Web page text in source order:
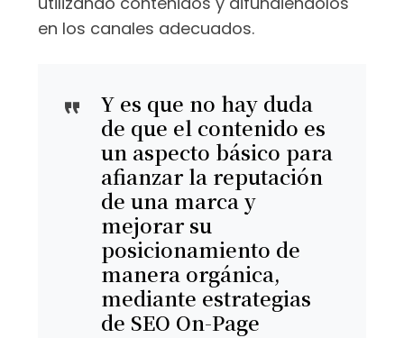
en los canales adecuados.
Y es que no hay duda
de que el contenido es
un aspecto básico para
afianzar la reputación
de una marca y
mejorar su
posicionamiento de
manera orgánica,
mediante estrategias
de SEO On-Page